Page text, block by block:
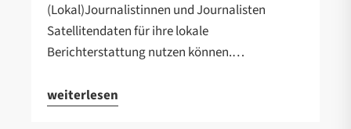
(Lokal)Journalistinnen und Journalisten
Satellitendaten für ihre lokale
Berichterstattung nutzen können.…
weiterlesen